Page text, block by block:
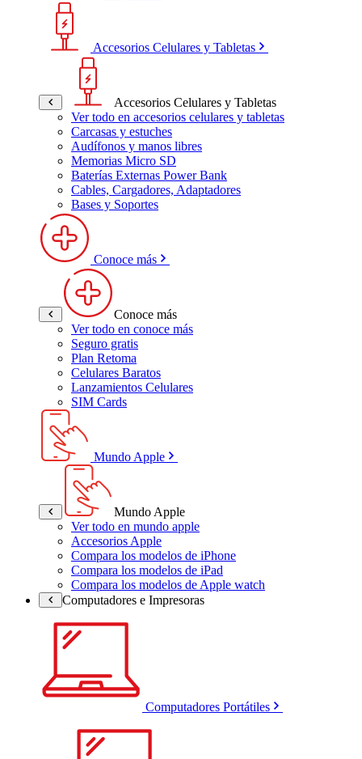
Accesorios Celulares y Tabletas
Accesorios Celulares y Tabletas
Ver todo en accesorios celulares y tabletas
Carcasas y estuches
Audífonos y manos libres
Memorias Micro SD
Baterías Externas Power Bank
Cables, Cargadores, Adaptadores
Bases y Soportes
Conoce más
Conoce más
Ver todo en conoce más
Seguro gratis
Plan Retoma
Celulares Baratos
Lanzamientos Celulares
SIM Cards
Mundo Apple
Mundo Apple
Ver todo en mundo apple
Accesorios Apple
Compara los modelos de iPhone
Compara los modelos de iPad
Compara los modelos de Apple watch
Computadores e Impresoras
Computadores Portátiles